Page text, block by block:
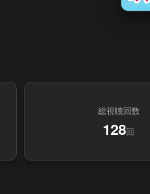
総視聴回数
128回